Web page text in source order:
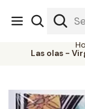
Nuestra librería -
Las olas -